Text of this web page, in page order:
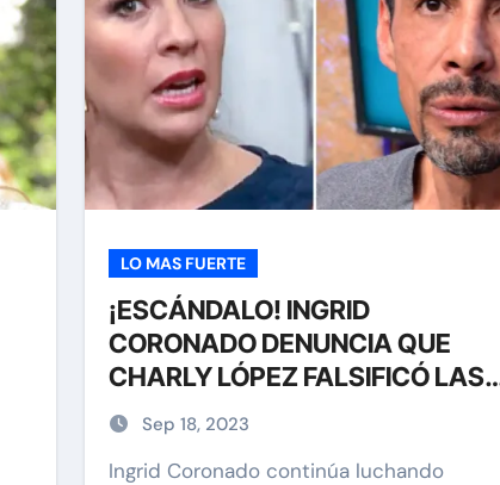
LO MAS FUERTE
¡ESCÁNDALO! INGRID
CORONADO DENUNCIA QUE
CHARLY LÓPEZ FALSIFICÓ LAS
ESCRITURAS DE LA CASA QUE
HOY SE DISPUTAN
Sep 18, 2023
Ingrid Coronado continúa luchando